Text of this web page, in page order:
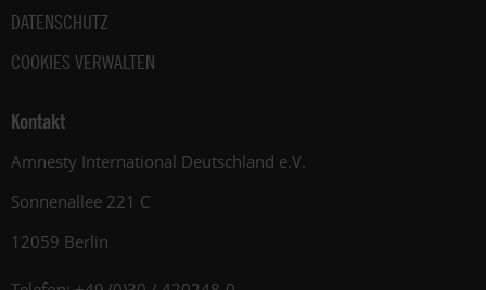
DATENSCHUTZ
COOKIES VERWALTEN
Kontakt
Amnesty International Deutschland e.V.
Sonnenallee 221 C
12059 Berlin